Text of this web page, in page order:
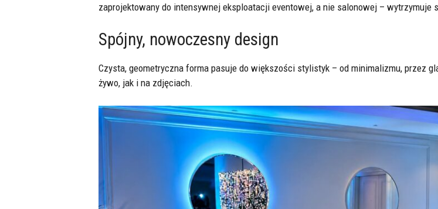
zaprojektowany do intensywnej eksploatacji eventowej, a nie salonowej – wytrzymuje
Spójny, nowoczesny design
Czysta, geometryczna forma pasuje do większości stylistyk – od minimalizmu, przez
żywo, jak i na zdjęciach.